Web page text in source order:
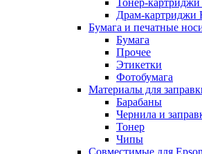
Тонер-
Драм-картриджи
Бумага и печатные
Бумага
Прочее
Этикетки
Фотобумага
Материалы для
Барабаны
Чернила и
Тонер
Чипы
Совместимые для Epson